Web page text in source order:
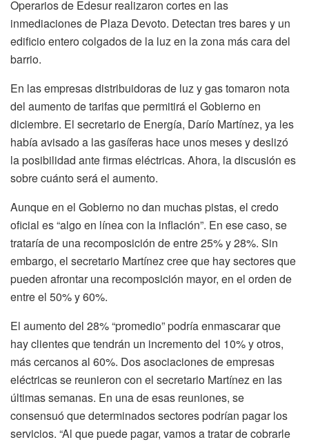
Operarios de Edesur realizaron cortes en las
inmediaciones de Plaza Devoto. Detectan tres bares y un
edificio entero colgados de la luz en la zona más cara del
barrio.
En las empresas distribuidoras de luz y gas tomaron nota
del aumento de tarifas que permitirá el Gobierno en
diciembre. El secretario de Energía, Darío Martínez, ya les
había avisado a las gasíferas hace unos meses y deslizó
la posibilidad ante firmas eléctricas. Ahora, la discusión es
sobre cuánto será el aumento.
Aunque en el Gobierno no dan muchas pistas, el credo
oficial es “algo en línea con la inflación”. En ese caso, se
trataría de una recomposición de entre 25% y 28%. Sin
embargo, el secretario Martínez cree que hay sectores que
pueden afrontar una recomposición mayor, en el orden de
entre el 50% y 60%.
El aumento del 28% “promedio” podría enmascarar que
hay clientes que tendrán un incremento del 10% y otros,
más cercanos al 60%. Dos asociaciones de empresas
eléctricas se reunieron con el secretario Martínez en las
últimas semanas. En una de esas reuniones, se
consensuó que determinados sectores podrían pagar los
servicios. “Al que puede pagar, vamos a tratar de cobrarle